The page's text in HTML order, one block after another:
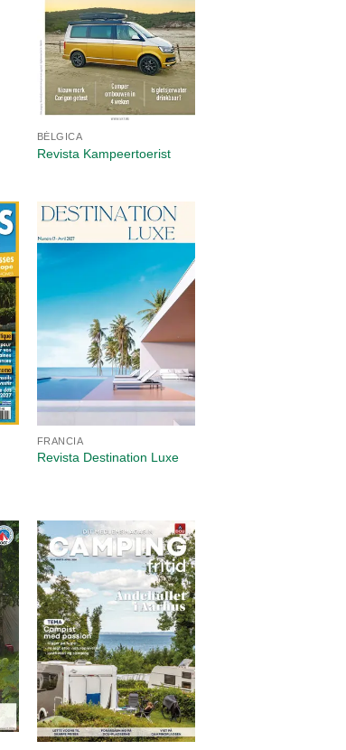
BÉLGICA
Revista Kampeertoerist
FRANCIA
Revista Destination Luxe